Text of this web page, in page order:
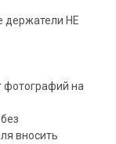
держатели НЕ
фотографий на
вносить